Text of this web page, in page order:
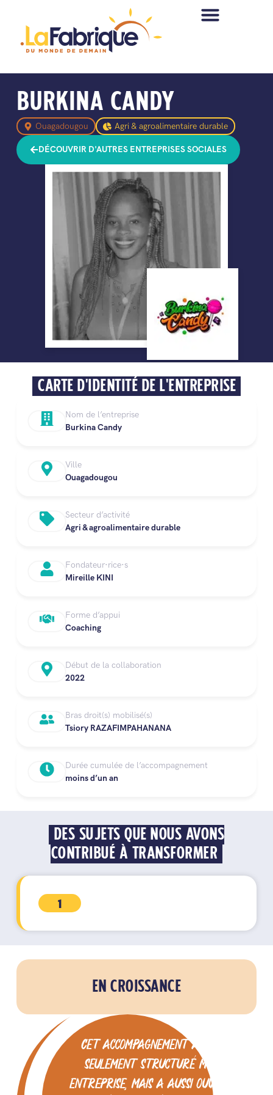
BURKINA CANDY
Ouagadougou Agri & agroalimentaire durable
DÉCOUVRIR D'AUTRES ENTREPRISES SOCIALES
CARTE D'IDENTITÉ DE L'ENTREPRISE
Nom de l’entreprise
Burkina Candy
Ville
Ouagadougou
Secteur d’activité
Agri & agroalimentaire durable
Fondateur·rice·s
Mireille KINI
Forme d’appui
Coaching
Début de la collaboration
2022
Bras droit(s) mobilisé(s)
Tsiory RAZAFIMPAHANANA
Durée cumulée de l’accompagnement
moins d’un an
DES SUJETS QUE NOUS AVONS
CONTRIBUÉ À TRANSFORMER
1
EN CROISSANCE
Cet accompagnement a non
seulement structuré mon
entreprise, mais a aussi ouvert